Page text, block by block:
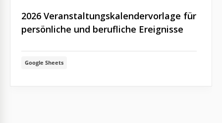
2026 Veranstaltungskalendervorlage für
persönliche und berufliche Ereignisse
Google Sheets